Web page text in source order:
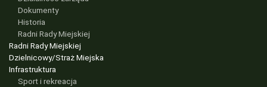
Dokumenty
Historia
Radni Rady Miejskiej
Radni Rady Miejskiej
Dzielnicowy/Straż Miejska
Infrastruktura
Sport i rekreacja